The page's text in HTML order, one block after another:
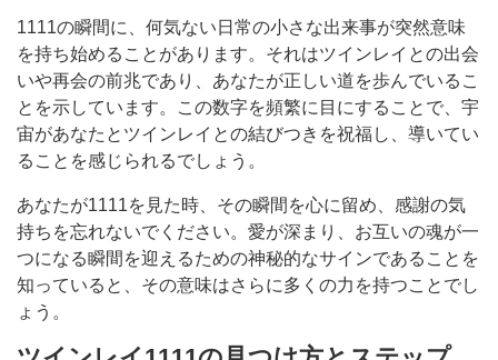
1111の瞬間に、何気ない日常の小さな出来事が突然意味
を持ち始めることがあります。それはツインレイとの出会
いや再会の前兆であり、あなたが正しい道を歩んでいるこ
とを示しています。この数字を頻繁に目にすることで、宇
宙があなたとツインレイとの結びつきを祝福し、導いてい
ることを感じられるでしょう。
あなたが1111を見た時、その瞬間を心に留め、感謝の気
持ちを忘れないでください。愛が深まり、お互いの魂が一
つになる瞬間を迎えるための神秘的なサインであることを
知っていると、その意味はさらに多くの力を持つことでし
ょう。